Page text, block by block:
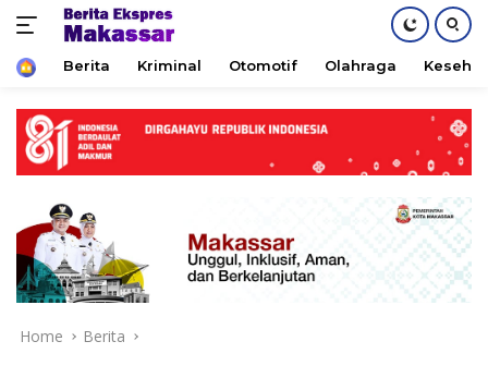
content
HomeBerita Kriminal Otomotif Olahraga
Home Berita